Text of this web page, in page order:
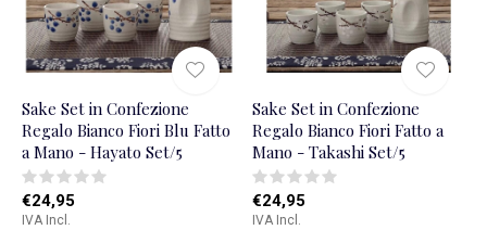
Sake Set in Confezione
Regalo Bianco Fiori Blu Fatto
a Mano - Hayato Set/5
€24,95
IVA Incl.
Sake Set in Confezione
Regalo Bianco Fiori Fatto a
Mano - Takashi Set/5
€24,95
IVA Incl.